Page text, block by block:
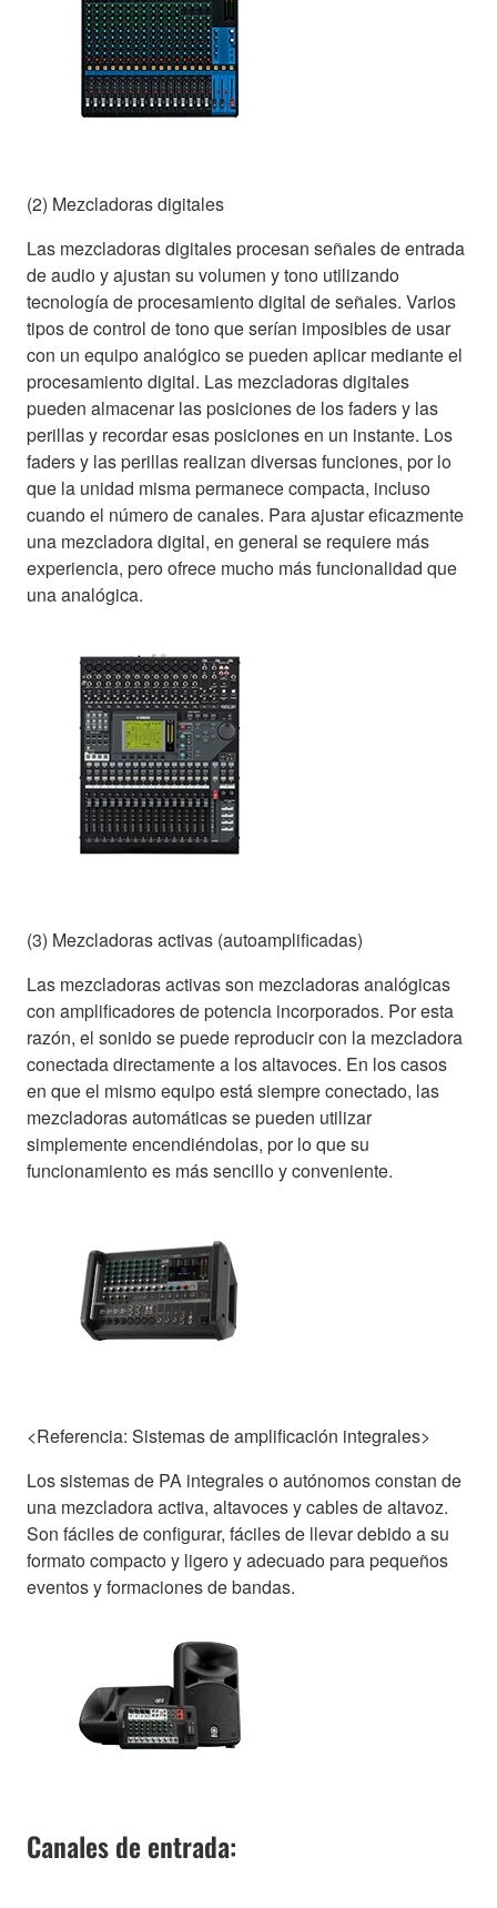
(2) Mezcladoras digitales
Las mezcladoras digitales procesan señales de entrada
de audio y ajustan su volumen y tono utilizando
tecnología de procesamiento digital de señales. Varios
tipos de control de tono que serían imposibles de usar
con un equipo analógico se pueden aplicar mediante el
procesamiento digital. Las mezcladoras digitales
pueden almacenar las posiciones de los faders y las
perillas y recordar esas posiciones en un instante. Los
faders y las perillas realizan diversas funciones, por lo
que la unidad misma permanece compacta, incluso
cuando el número de canales. Para ajustar eficazmente
una mezcladora digital, en general se requiere más
experiencia, pero ofrece mucho más funcionalidad que
una analógica.
(3) Mezcladoras activas (autoamplificadas)
Las mezcladoras activas son mezcladoras analógicas
con amplificadores de potencia incorporados. Por esta
razón, el sonido se puede reproducir con la mezcladora
conectada directamente a los altavoces. En los casos
en que el mismo equipo está siempre conectado, las
mezcladoras automáticas se pueden utilizar
simplemente encendiéndolas, por lo que su
funcionamiento es más sencillo y conveniente.
<Referencia: Sistemas de amplificación integrales>
Los sistemas de PA integrales o autónomos constan de
una mezcladora activa, altavoces y cables de altavoz.
Son fáciles de configurar, fáciles de llevar debido a su
formato compacto y ligero y adecuado para pequeños
eventos y formaciones de bandas.
Canales de entrada: